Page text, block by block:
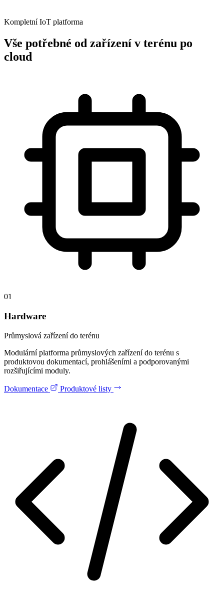
Kompletní IoT platforma
Vše potřebné od zařízení v terénu po
cloud
01
Hardware
Průmyslová zařízení do terénu
Modulární platforma průmyslových zařízení do terénu s
produktovou dokumentací, prohlášeními a podporovanými
rozšiřujícími moduly.
Dokumentace Produktové listy